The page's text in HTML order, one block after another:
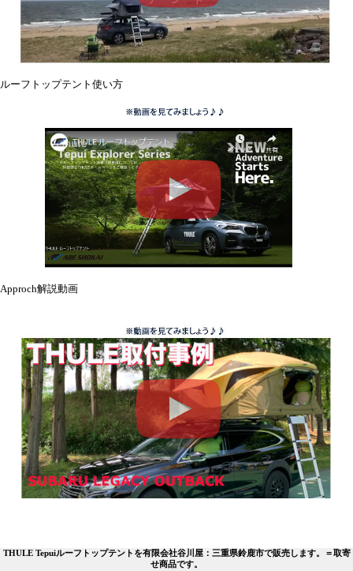
ルーフトップテント使い方
Approch解説動画
THULE Tepuiルーフトップテントを有限会社谷川屋：三重県鈴鹿市で販売します。＝取寄
せ商品です。